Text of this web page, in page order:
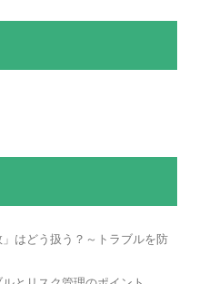
はどう扱う？～トラブルを防